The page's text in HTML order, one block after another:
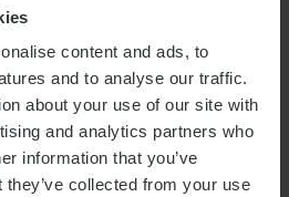
content and ads, to
and to analyse our traffic.
about your use of our site with
and analytics partners who
information that you’ve
collected from your use